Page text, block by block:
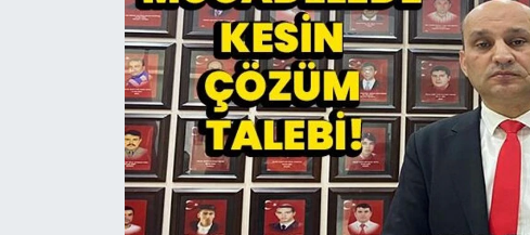
11:11 MANŞET